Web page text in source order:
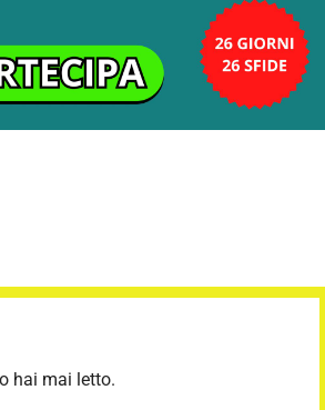
hai mai letto.